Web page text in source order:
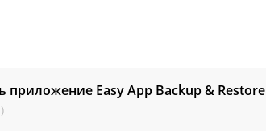
приложение Easy App Backup & Restore